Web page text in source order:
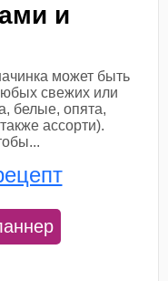
и
может быть
свежих или
белые, опята,
ассорти).